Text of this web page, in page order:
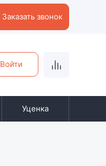
Заказать звонок
Войти
Уценка